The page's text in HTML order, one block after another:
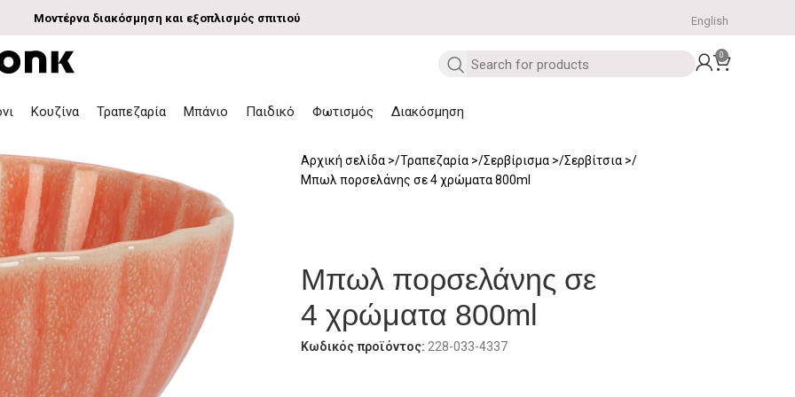
Μοντέρνα διακόσμηση και εξοπλισμός σπιτιού English
0
Κουζίνα Τραπεζαρία Μπάνιο Παιδικό Φωτισμός Διακόσμηση
Αρχική σελίδα Τραπεζαρία Σερβίρισμα
Σερβίτσια
Μπωλ πορσελάνης σε 4 χρώματα 800ml
Μπωλ πορσελάνης σε
4 χρώματα 800ml
Κωδικός προϊόντος: 228-033-4337